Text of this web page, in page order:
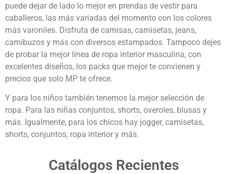
puede dejar de lado lo mejor en prendas de vestir para
caballeros, las más variadas del momento con los colores
más varoniles. Disfruta de camisas, camisetas, jeans,
camibuzos y más con diversos estampados. Tampoco dejes
de probar la mejor línea de ropa interior masculina, con
excelentes diseños, los packs que mejor te convienen y
precios que solo MP te ofrece.
Y para los niños también tenemos la mejor selección de
ropa. Para las niñas conjuntos, shorts, overoles, blusas y
más. Igualmente, para los chicos hay jogger, camisetas,
shorts, conjuntos, ropa interior y más.
Catálogos Recientes